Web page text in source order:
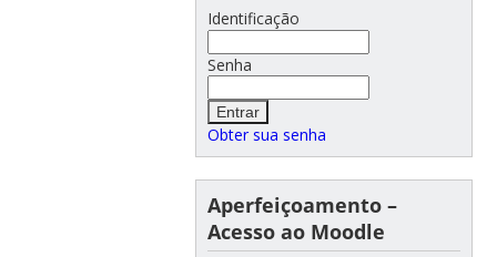
Identificação
Senha
Obter sua senha
Aperfeiçoamento –
Acesso ao Moodle